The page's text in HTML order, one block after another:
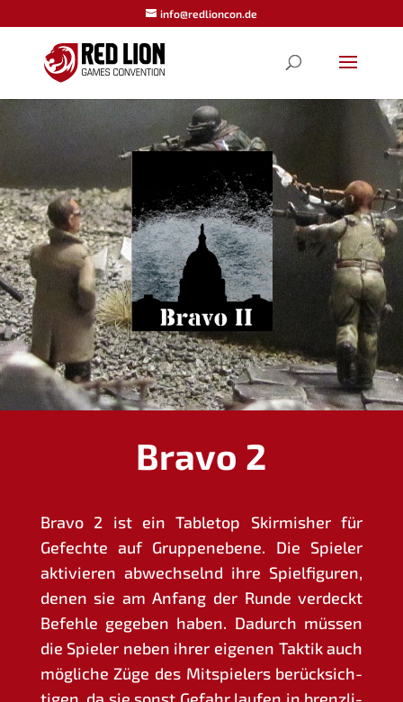
info@redlioncon.de
Bravo 2
Bra­vo 2 ist ein Table­top Skir­mis­her für
Gefech­te auf Grup­pen­e­be­ne. Die Spie­ler
akti­vie­ren abwech­selnd ihre Spiel­fi­gu­ren,
denen sie am Anfang der Run­de ver­deckt
Befeh­le gege­ben haben. Dadurch müs­sen
die Spie­ler neben ihrer eige­nen Tak­tik auch
mög­li­che Züge des Mit­spie­lers berück­sich­